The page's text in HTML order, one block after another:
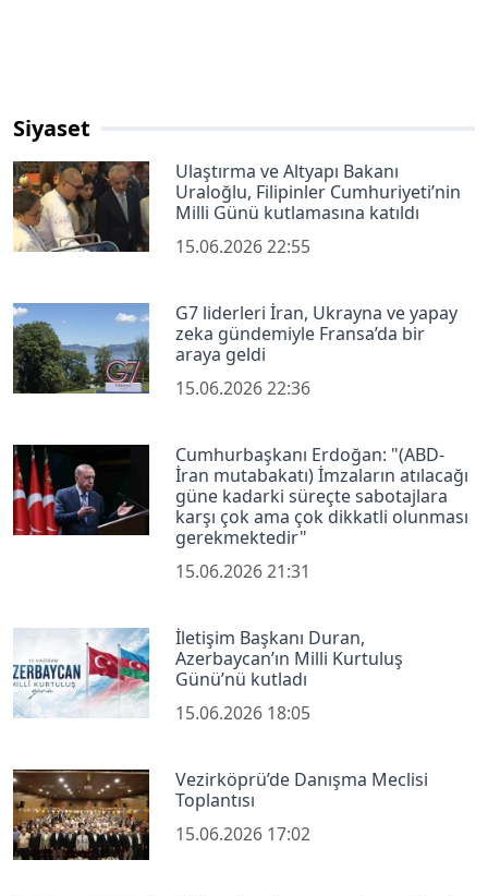
Siyaset
Ulaştırma ve Altyapı Bakanı
Uraloğlu, Filipinler Cumhuriyeti’nin
Milli Günü kutlamasına katıldı
15.06.2026 22:55
G7 liderleri İran, Ukrayna ve yapay
zeka gündemiyle Fransa’da bir
araya geldi
15.06.2026 22:36
Cumhurbaşkanı Erdoğan: "(ABD-
İran mutabakatı) İmzaların atılacağı
güne kadarki süreçte sabotajlara
karşı çok ama çok dikkatli olunması
gerekmektedir"
15.06.2026 21:31
İletişim Başkanı Duran,
Azerbaycan’ın Milli Kurtuluş
Günü’nü kutladı
15.06.2026 18:05
Vezirköprü’de Danışma Meclisi
Toplantısı
15.06.2026 17:02